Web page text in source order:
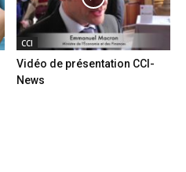
CCI
Vidéo de présentation CCI-
News